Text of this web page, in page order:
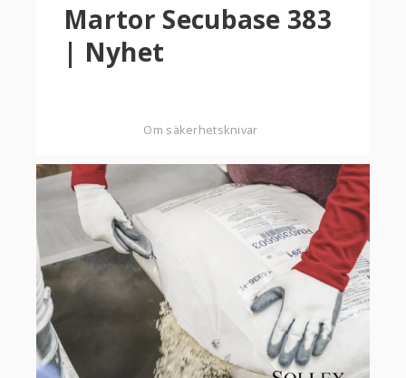
Martor Secubase 383
| Nyhet
Om säkerhetsknivar